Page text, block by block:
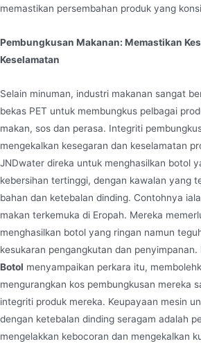
memastikan persembahan produk yang
Pembungkusan Makanan: Memastikan
Keselamatan
Selain minuman, industri makanan sangat
bekas PET untuk membungkus pelbagai
makan, sos dan perasa. Integriti
mengekalkan kesegaran dan keselamatan
JNDwater direka untuk menghasilkan botol
kebersihan tertinggi, dengan kawalan yang
bahan dan ketebalan dinding. Contohnya
makan terkemuka di Eropah. Mereka
menghasilkan botol yang ringan namun
kesukaran pengangkutan dan penyimpanan.
Botol menyampaikan perkara itu,
mengurangkan kos pembungkusan mereka
integriti produk mereka. Keupayaan mesin
dengan ketebalan dinding seragam adalah
mengelakkan kebocoran dan mengekalkan